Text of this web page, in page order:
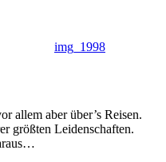
img_1998
allem aber über’s Reisen.
größten Leidenschaften.